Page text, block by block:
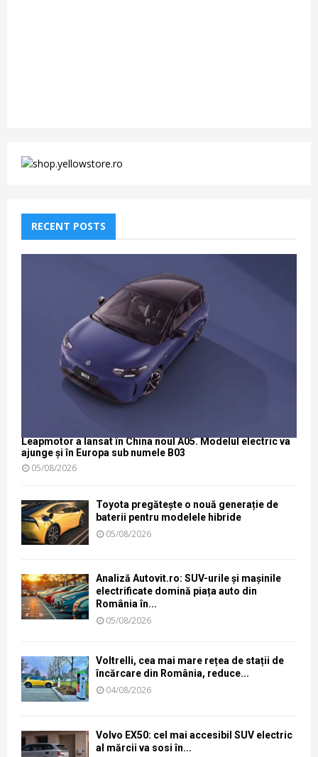
RECENT POSTS
Leapmotor a lansat în China noul A05. Modelul electric va
ajunge și în Europa sub numele B03
05/08/2026
Toyota pregătește o nouă generație de
baterii pentru modelele hibride
05/08/2026
Analiză Autovit.ro: SUV-urile și mașinile
electrificate domină piața auto din
România în...
05/08/2026
Voltrelli, cea mai mare rețea de stații de
încărcare din România, reduce...
04/08/2026
Volvo EX50: cel mai accesibil SUV electric
al mărcii va sosi în...